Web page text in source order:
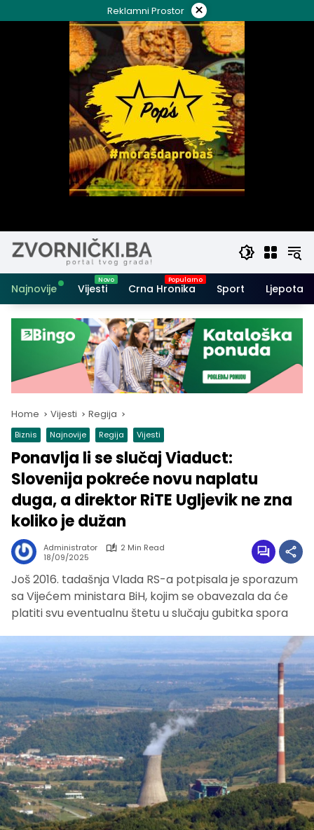
to
Reklamni Prostor ×
Najnovije Vijesti Crna Hronika Sport Ljepota i
Home Vijesti Regija
Biznis Najnovije Regija Vijesti
Ponavlja li se slučaj Viaduct:
Slovenija pokreće novu naplatu
duga, a direktor RiTE Ugljevik ne zna
koliko je dužan
Administrator
2 Min Read
18/09/2025
Još 2016. tadašnja Vlada RS-a potpisala je sporazum
sa Vijećem ministara BiH, kojim se obavezala da će
platiti svu eventualnu štetu u slučaju gubitka spora